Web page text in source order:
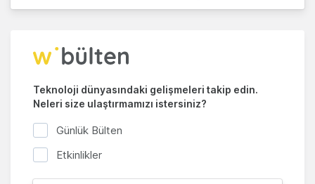
Teknoloji dünyasındaki gelişmeleri takip edin.
Neleri size ulaştırmamızı istersiniz?
Günlük Bülten
Etkinlikler